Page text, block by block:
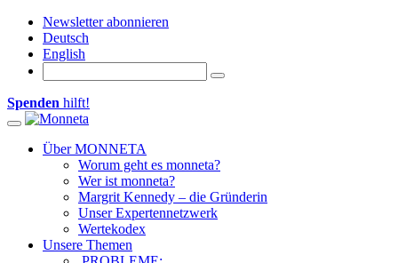
Newsletter abonnieren
Deutsch
English
Spenden hilft!
Toggle navigation
Über MONNETA
Worum geht es monneta?
Wer ist monneta?
Margrit Kennedy – die Gründerin
Unser Expertennetzwerk
Wertekodex
Unsere Themen